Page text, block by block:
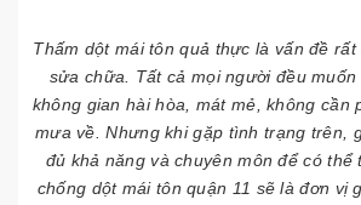
Thấm dột mái tôn quả thực là vấn đề
sửa chữa. Tất cả mọi người đều
không gian hài hòa, mát mẻ, không cần
mưa về. Nhưng khi gặp tình trạng trên,
đủ khả năng và chuyên môn để có
chống dột mái tôn quận 11 sẽ là đơn vị